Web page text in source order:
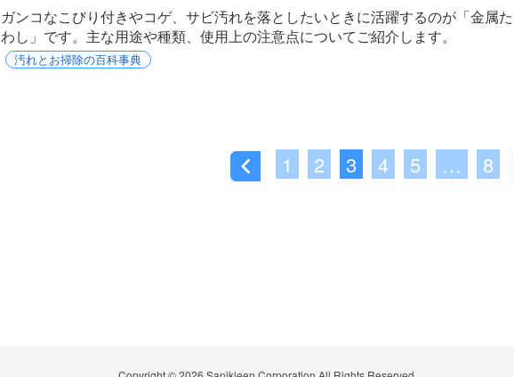
ガンコなこびり付きやコゲ、サビ汚れを落としたいときに活躍するのが「金属た
わし」です。主な用途や種類、使用上の注意点についてご紹介します。
汚れとお掃除の百科事典
1 2 3 4 5 … 8